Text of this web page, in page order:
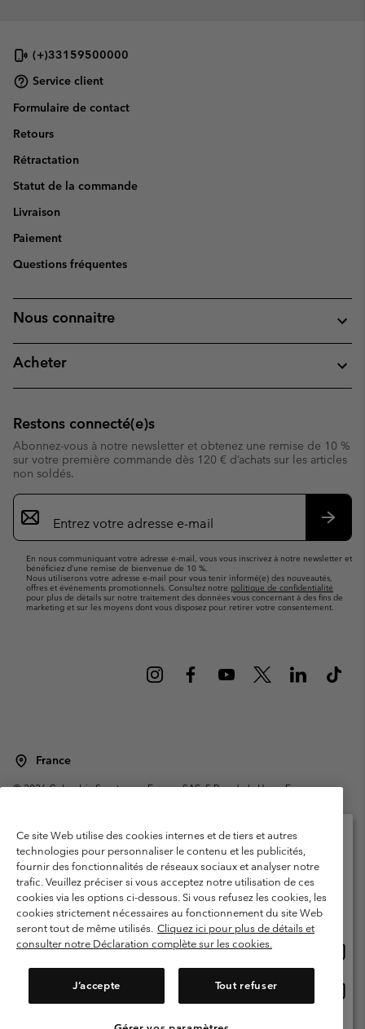
(+)33159500000
Service client
Formulaire de contact
Retours
Rétractation
Statut de la commande
Livraison
Paiement
Questions fréquentes
Nous connaitre
Acheter
Restons connecté(e)s
Abonnez-vous à notre newsletter et obtenez une remise de 10 %
sur votre première commande dès 120 € d’achats sur les articles
non soldés.
Inscription
par
e-
En nous communiquant votre adresse e-mail, vous vous inscrivez à notre newsletter et
bénéficiez d’une remise de bienvenue de 10 %.
Nous utiliserons votre adresse e-mail pour vous tenir informé(e) des nouveautés,
offres et événements promotionnels. Consultez notre politique de confidentialité
pour plus de détails sur notre traitement des données vous concernant à des fins de
marketing et sur les moyens dont vous disposez pour retirer votre consentement.
France
©2026Columbia Sportswear Europe SAS. 5 Rue de la Haye, Espace
Garanties Légales
Politique de confidentialité
Conditions d'utilisation - Membres
Conditions D'utilisation - Contenu généré par l'utilisateur
Impressum
Cookies
Public CBCR
Ce site Web utilise des cookies internes et de tiers et autres
technologies pour personnaliser le contenu et les publicités,
fournir des fonctionnalités de réseaux sociaux et analyser notre
trafic. Veuillez préciser si vous acceptez notre utilisation de ces
cookies via les options ci-dessous. Si vous refusez les cookies, les
cookies strictement nécessaires au fonctionnement du site Web
seront tout de même utilisés. Cliquez ici pour plus de détails et
consulter notre Déclaration complète sur les cookies.
J’accepte Tout refuser
Veuillez sélectionner votre pays d’expédition et
votre langue
Achats en ligne disponibles
United States
ligne
France